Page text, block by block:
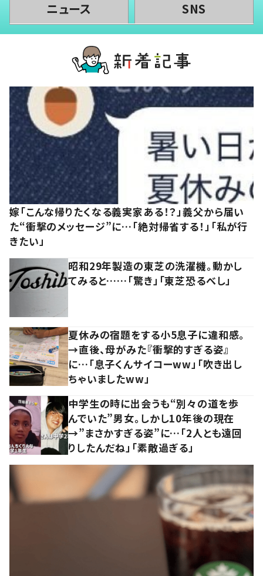
ニュース SNS
嫁「こんな帰りたくなる義実家ある！？」義父から届い
た“衝撃のメッセージ”に…「絶対帰省する！」「私が行
きたい」
昭和29年製造の東芝の洗濯機。動かし
てみると……「驚き」「東芝恐るべし」
夏休みの宿題をする小5息子に違和感。
→直後、母がみた『衝撃的すぎる姿』
に…「息子くんサイコーww」「吹き出し
ちゃいましたww」
中学生の時に出会うも“別々の道を歩
んでいた”男女。しかし10年後の現在
→”まさかすぎる姿”に…「2人とも遠回
りしたんだね」「素敵過ぎる」